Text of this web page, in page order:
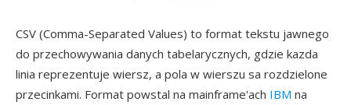
CSV (Comma-Separated Values) to format tekstu jawnego
do przechowywania danych tabelarycznych, gdzie kazda
linia reprezentuje wiersz, a pola w wierszu sa rozdzielone
przecinkami. Format powstal na mainframe'ach IBM na